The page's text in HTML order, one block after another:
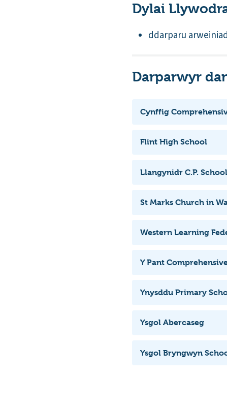
Dylai
ddarparu
Darparwyr
Cynffig
Flint High School
Llangynidr C.P. School
St Marks Church in
Western Learning
Y Pant
Ynysddu Primary
Ysgol Abercaseg
Ysgol Bryngwyn